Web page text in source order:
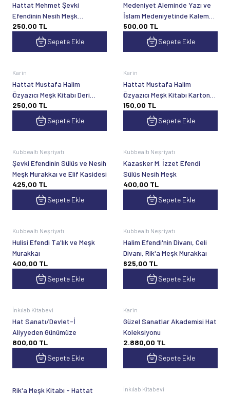
Hattat Mehmet Şevki
Efendinin Nesih Meşk
Mecmuası
250,00 TL
Sepete Ekle
Medeniyet Aleminde Yazı ve
İslam Medeniyetinde Kalem
Güzeli 2 Cilt
500,00 TL
Sepete Ekle
Karin
Hattat Mustafa Halim
Özyazıcı Meşk Kitabı Deri
Kapak
250,00 TL
Sepete Ekle
Karin
Hattat Mustafa Halim
Özyazıcı Meşk Kitabı Karton
Kapak
150,00 TL
Sepete Ekle
Kubbealtı Neşriyatı
Şevki Efendinin Sülüs ve Nesih
Meşk Murakkaı ve Elif Kasidesi
425,00 TL
Sepete Ekle
Kubbealtı Neşriyatı
Kazasker M. İzzet Efendi
Sülüs Nesih Meşk
400,00 TL
Sepete Ekle
Kubbealtı Neşriyatı
Hulisi Efendi Ta'lık ve Meşk
Murakkaı
400,00 TL
Sepete Ekle
Kubbealtı Neşriyatı
Halim Efendi'nin Divanı, Celi
Divanı, Rik'a Meşk Murakkaı
625,00 TL
Sepete Ekle
İnkılab Kitabevi
Hat Sanatı/Devlet-İ
Aliyyeden Günümüze
800,00 TL
Sepete Ekle
Karin
Güzel Sanatlar Akademisi Hat
Koleksiyonu
2.880,00 TL
Sepete Ekle
Rik'a Meşk Kitabı - Hattat
İnkılab Kitabevi